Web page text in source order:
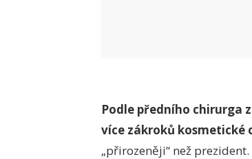
Podle předního chirurga
více zákroků kosmetické
„přirozeněji“ než prezident.